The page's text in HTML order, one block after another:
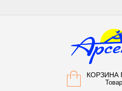
КОРЗИНА